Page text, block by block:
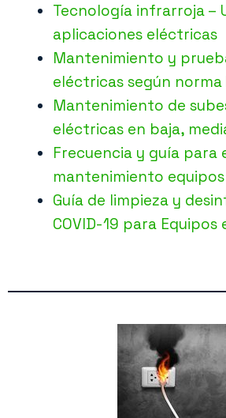
Tecnología infrarroja –
aplicaciones eléctricas
Mantenimiento y
eléctricas según norma
Mantenimiento de
eléctricas en baja,
Frecuencia y guía para
mantenimiento
Guía de limpieza y
COVID-19 para